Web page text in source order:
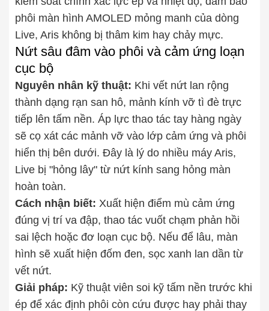
phôi màn hình AMOLED mỏng manh của dòng
Live, Aris không bị thâm kim hay chảy mực.
Nứt sâu đâm vào phôi và cảm ứng loạn
cục bộ
Nguyên nhân kỹ thuật: Khi vết nứt lan rộng
thành dạng rạn san hô, mảnh kính vỡ tì đè trực
tiếp lên tấm nền. Áp lực thao tác tay hàng ngày
sẽ cọ xát các mảnh vỡ vào lớp cảm ứng và phôi
hiển thị bên dưới. Đây là lý do nhiều máy Aris,
Live bị "hỏng lây" từ nứt kính sang hỏng màn
hoàn toàn.
Cách nhận biết: Xuất hiện điểm mù cảm ứng
đúng vị trí va đập, thao tác vuốt chạm phản hồi
sai lệch hoặc đơ loạn cục bộ. Nếu để lâu, màn
hình sẽ xuất hiện đốm đen, sọc xanh lan dần từ
vết nứt.
Giải pháp: Kỹ thuật viên soi kỹ tấm nền trước khi
ép để xác định phôi còn cứu được hay phải thay